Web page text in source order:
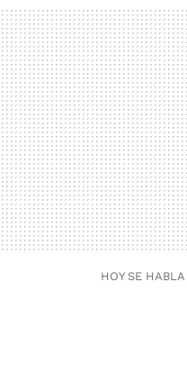
HOY SE HABLA